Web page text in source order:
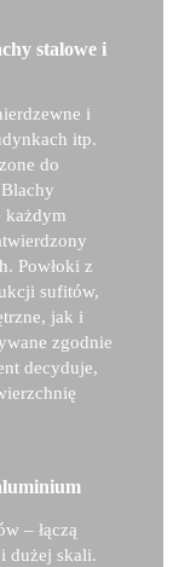
stalowe i
i
itp.
do
każdym
Powłoki z
sufitów,
jak i
zgodnie
decyduje,
– łączą
dużej skali.